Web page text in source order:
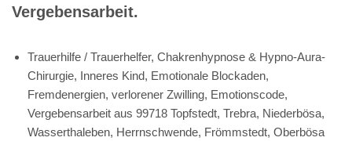
Vergebensarbeit.
Trauerhilfe / Trauerhelfer, Chakrenhypnose & Hypno-Aura-
Chirurgie, Inneres Kind, Emotionale Blockaden,
Fremdenergien, verlorener Zwilling, Emotionscode,
Vergebensarbeit aus 99718 Topfstedt, Trebra, Niederbösa,
Wasserthaleben, Herrnschwende, Frömmstedt, Oberbösa